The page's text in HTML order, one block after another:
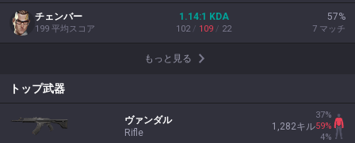
チェンバー
199 平均スコア
1.14:1 KDA
102 / 109 / 22
57%
7 マッチ
もっと見る
トップ武器
ヴァンダル
Rifle
1,282キル
37%
59%
4%